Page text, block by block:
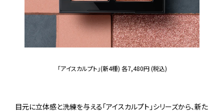
「アイスカルプト」(新4種) 各7,480円 (税込)
目元に立体感と洗練を与える「アイスカルプト」シリーズから、新た